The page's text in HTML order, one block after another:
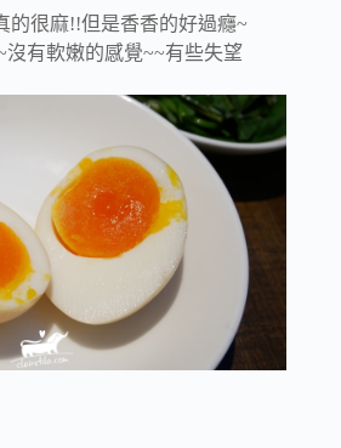
的很麻!!但是香香的好過癮~
有軟嫩的感覺~~有些失望